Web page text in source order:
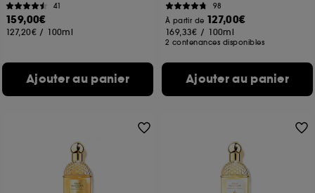
41
159,00€
127,20€ / 100ml
Ajouter au panier
98
À partir de 127,00€
169,33€ / 100ml
2 contenances disponibles
Ajouter au panier